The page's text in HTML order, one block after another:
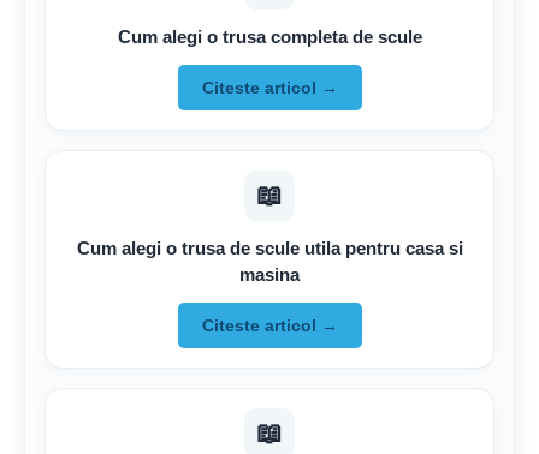
Cum alegi o trusa completa de scule
Citeste articol →
📖
Cum alegi o trusa de scule utila pentru casa si
masina
Citeste articol →
📖